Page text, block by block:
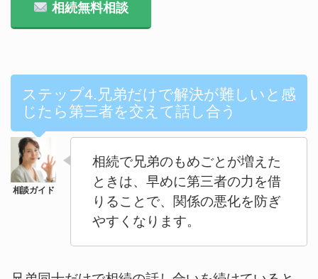
相続無料相談
ステップ4.兄弟だけで解決が難しいと感
じたら第三者を交えて話し合う
相続で兄弟のもめごとが増えた
ときは、早めに第三者の力を借
りることで、関係の悪化を防ぎ
やすくなります。